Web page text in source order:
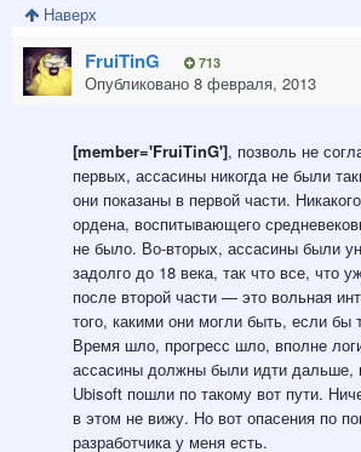
Наверх
FruiTinG 713
Опубликовано 8 февраля, 2013
[member='FruiTinG'], позволь не
первых, ассасины никогда не были
они показаны в первой части.
ордена, воспитывающего
не было. Во-вторых, ассасины были
задолго до 18 века, так что все, что
после второй части — это вольная
того, какими они могли быть, если бы
Время шло, прогресс шло, вполне
ассасины должны были идти дальше,
Ubisoft пошли по такому вот пути.
в этом не вижу. Но вот опасения по
разработчика у меня есть.